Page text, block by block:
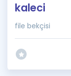
kaleci
file bekçisi